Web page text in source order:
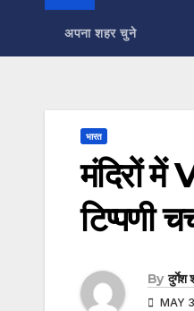
अपना शहर चुने
भारत
मंदिरों में
टिप्पणी
By दुर्गेश
MAY